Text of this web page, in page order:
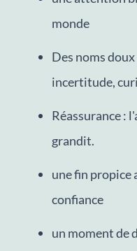
monde
Des noms
incertitude,
Réassurance :
grandit.
une fin propice
confiance
un moment de